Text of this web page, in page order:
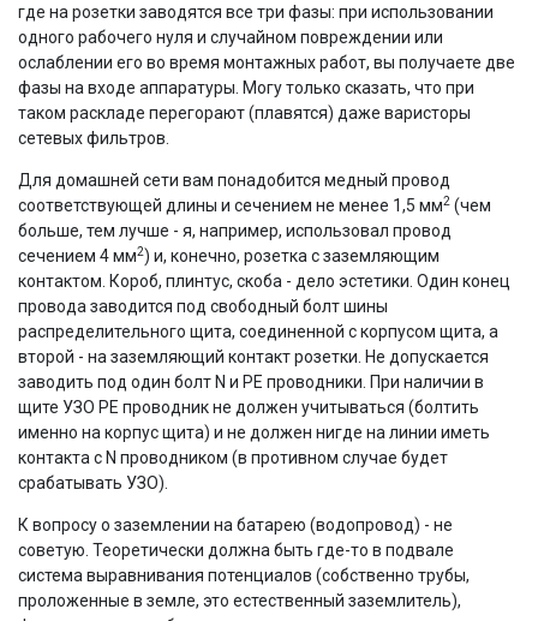
где на розетки заводятся все три фазы: при использовании
одного рабочего нуля и случайном повреждении или
ослаблении его во время монтажных работ, вы получаете две
фазы на входе аппаратуры. Могу только сказать, что при
таком раскладе перегорают (плавятся) даже варисторы
сетевых фильтров.
Для домашней сети вам понадобится медный провод
соответствующей длины и сечением не менее 1,5 мм2 (чем
больше, тем лучше - я, например, использовал провод
сечением 4 мм2) и, конечно, розетка с заземляющим
контактом. Короб, плинтус, скоба - дело эстетики. Один конец
провода заводится под свободный болт шины
распределительного щита, соединенной с корпусом щита, а
второй - на заземляющий контакт розетки. Не допускается
заводить под один болт N и РЕ проводники. При наличии в
щите УЗО РЕ проводник не должен учитываться (болтить
именно на корпус щита) и не должен нигде на линии иметь
контакта с N проводником (в противном случае будет
срабатывать УЗО).
К вопросу о заземлении на батарею (водопровод) - не
советую. Теоретически должна быть где-то в подвале
система выравнивания потенциалов (собственно трубы,
проложенные в земле, это естественный заземлитель),